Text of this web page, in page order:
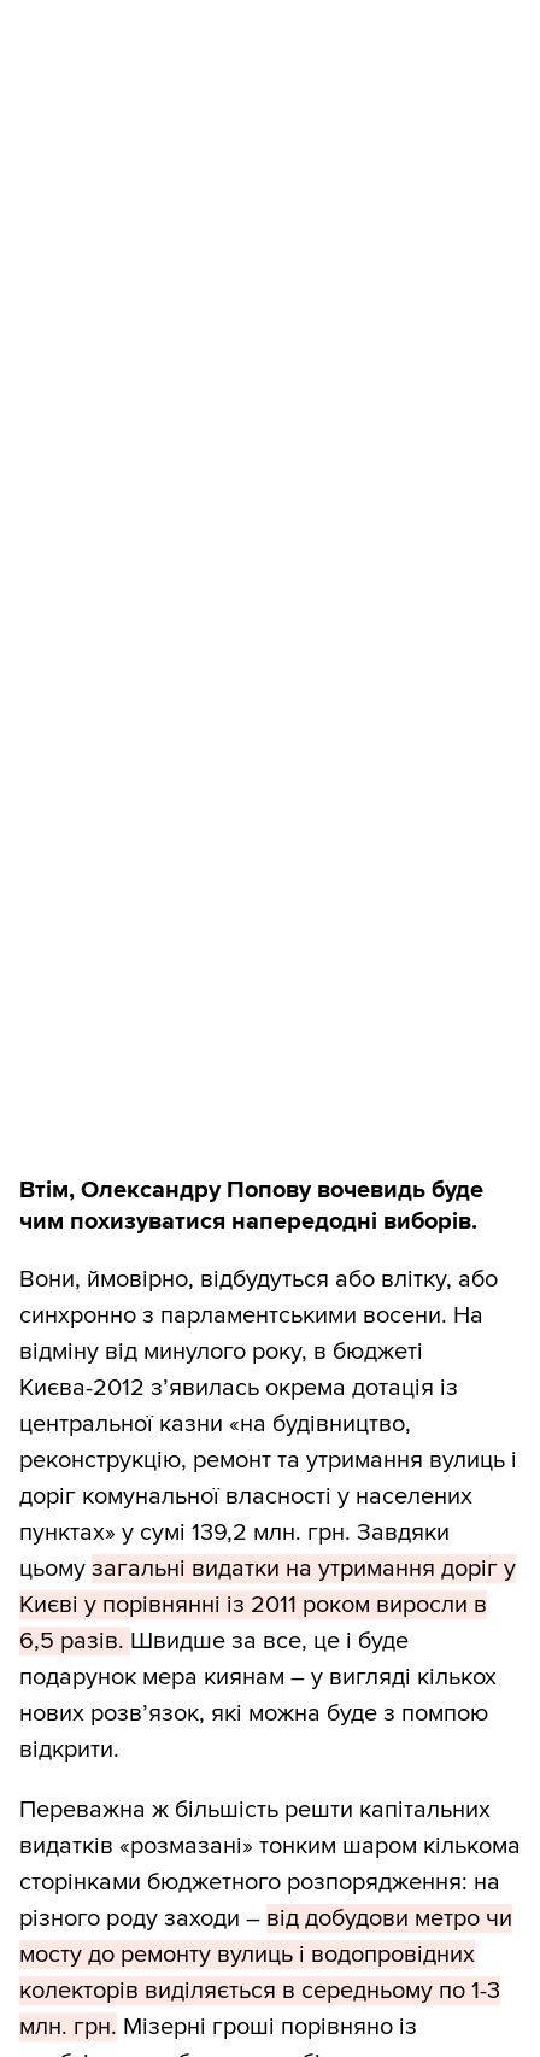
Втім, Олександру Попову вочевидь буде
чим похизуватися напередодні виборів.
Вони, ймовірно, відбудуться або влітку, або
синхронно з парламентськими восени. На
відміну від минулого року, в бюджеті
Києва-2012 з’явилась окрема дотація із
центральної казни «на будівництво,
реконструкцію, ремонт та утримання вулиць і
доріг комунальної власності у населених
пунктах» у сумі 139,2 млн. грн. Завдяки
цьому загальні видатки на утримання доріг у
Києві у порівнянні із 2011 роком виросли в
6,5 разів. Швидше за все, це і буде
подарунок мера киянам – у вигляді кількох
нових розв’язок, які можна буде з помпою
відкрити.
Переважна ж більшість решти капітальних
видатків «розмазані» тонким шаром кількома
сторінками бюджетного розпорядження: на
різного роду заходи – від добудови метро чи
мосту до ремонту вулиць і водопровідних
колекторів виділяється в середньому по 1-3
млн. грн. Мізерні гроші порівняно із